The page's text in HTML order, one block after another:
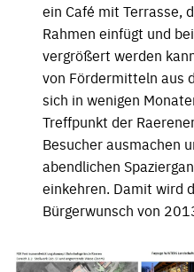
ein Café mit Terrasse,
Rahmen einfügt und
vergrößert werden
von Fördermitteln aus
sich in wenigen
Treffpunkt der
Besucher ausmachen
abendlichen
einkehren. Damit wird
Bürgerwunsch von